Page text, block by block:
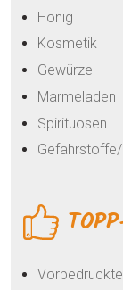
Honig
Kosmetik
Gewürze
Marmeladen
Spirituosen